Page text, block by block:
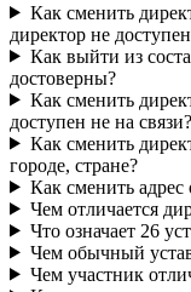
Как сменить
директор не
Как выйти из
достоверны?
Как сменить
доступен не на связи?
Как сменить
городе, стране?
Как сменить
Чем отличается
Что означает 26
Чем обычный устав
Чем участник